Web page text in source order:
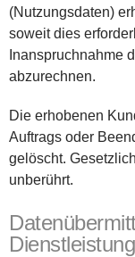
(Nutzungsdaten)
soweit dies
Inanspruchnahme
abzurechnen.
Die erhobenen
Auftrags oder
gelöscht.
unberührt.